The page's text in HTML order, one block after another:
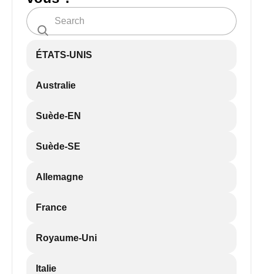
ÉTATS-UNIS
Australie
Suède-EN
Suède-SE
Allemagne
France
Royaume-Uni
Italie